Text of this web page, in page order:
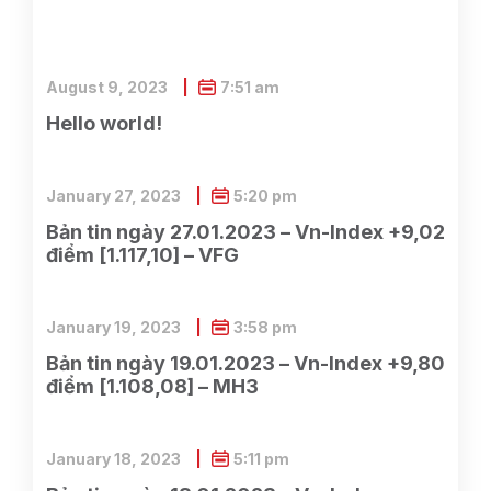
Hello world!
August 9, 2023 7:51 am
Bản tin ngày 27.01.2023 – Vn-Index +9,02
điểm [1.117,10] – VFG
January 27, 2023 5:20 pm
Bản tin ngày 19.01.2023 – Vn-Index +9,80
điểm [1.108,08] – MH3
January 19, 2023 3:58 pm
January 18, 2023 5:11 pm